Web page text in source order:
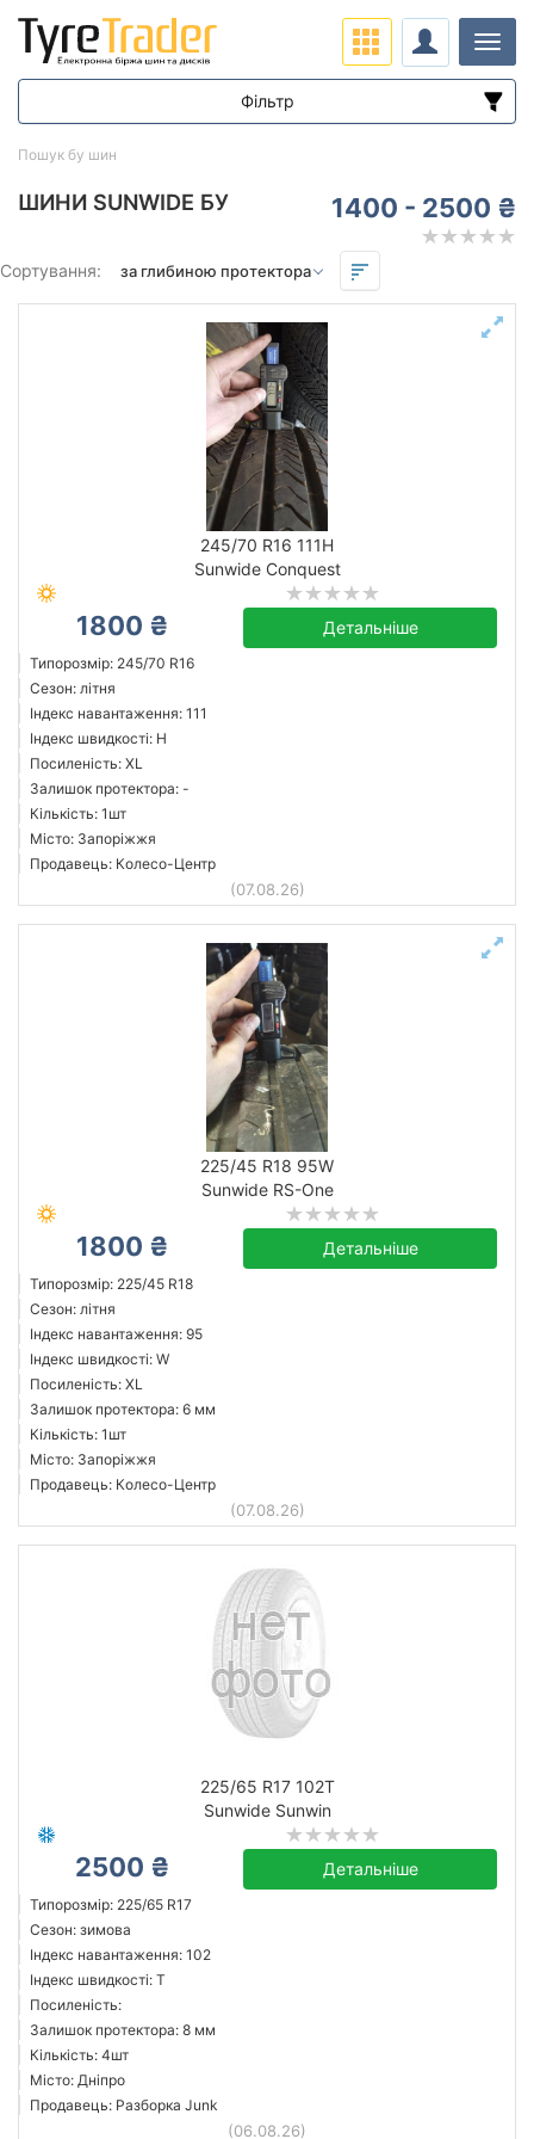
ШИНИ SUNWIDE БУ 1400 - 2500 ₴
Сортування:
245/70 R16 111H
Sunwide Conquest
1800 ₴ Детальніше
Типорозмір: 245/70 R16
Сезон: літня
Індекс навантаження: 111
Індекс швидкості: H
Посиленість: XL
Залишок протектора: -
Кількість: 1шт
Місто: Запоріжжя
Продавець: Колесо-Центр
(07.08.26)
225/45 R18 95W
Sunwide RS-One
1800 ₴ Детальніше
Типорозмір: 225/45 R18
Сезон: літня
Індекс навантаження: 95
Індекс швидкості: W
Посиленість: XL
Залишок протектора: 6 мм
Кількість: 1шт
Місто: Запоріжжя
Продавець: Колесо-Центр
(07.08.26)
225/65 R17 102T
Sunwide Sunwin
2500 ₴ Детальніше
Типорозмір: 225/65 R17
Сезон: зимова
Індекс навантаження: 102
Індекс швидкості: T
Посиленість:
Залишок протектора: 8 мм
Кількість: 4шт
Місто: Дніпро
Продавець: Разборка Junk
(06.08.26)
Пошук бу шин
Фільтр
Діапазон цін
від
Підбір за параметрами
Залишок протектора мм.
до
Sunwide
Усі бренди
Скинути